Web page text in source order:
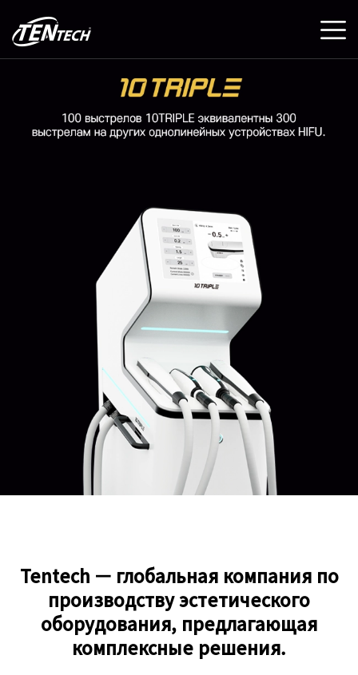
Tentech — глобальная компания по
производству эстетического
оборудования, предлагающая
комплексные решения.